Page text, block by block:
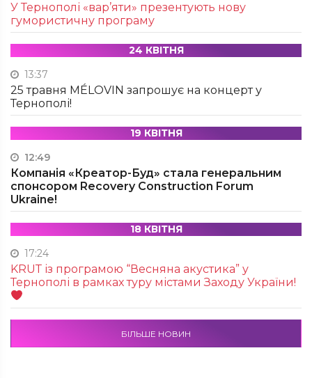
У Тернополі «вар’яти» презентують нову
гумористичну програму
24 КВІТНЯ
13:37
25 травня MÉLOVIN запрошує на концерт у
Тернополі!
19 КВІТНЯ
12:49
Компанія «Креатор-Буд» стала генеральним
спонсором Recovery Construction Forum
Ukraine!
18 КВІТНЯ
17:24
KRUТ із програмою “Весняна акустика” у
Тернополі в рамках туру містами Заходу України!
БІЛЬШЕ НОВИН